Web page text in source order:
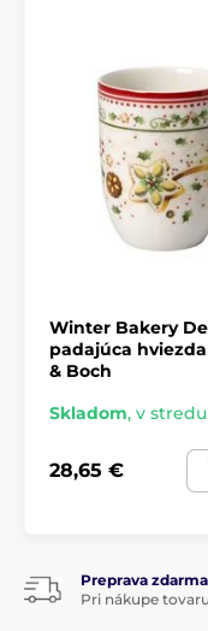
Winter Bakery
padajúca
& Boch
Skladom, v stredu
28,65 €
Preprava
Pri nákupe